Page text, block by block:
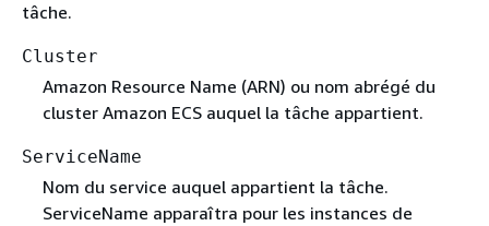
tâche.
Cluster
Amazon Resource Name (ARN) ou nom abrégé du
cluster Amazon ECS auquel la tâche appartient.
ServiceName
Nom du service auquel appartient la tâche.
ServiceName apparaîtra pour les instances de